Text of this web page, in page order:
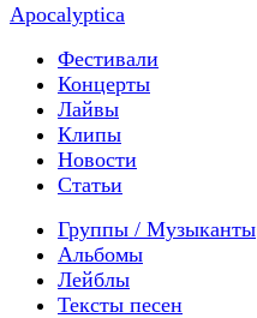
Apocalyptica
Фестивали
Концерты
Лайвы
Клипы
Новости
Статьи
Группы / Музыканты
Альбомы
Лейблы
Тексты песен